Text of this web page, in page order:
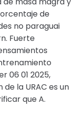
de
no paraguai
Fuerte
06 01 2025,
la URAC es un
que A.